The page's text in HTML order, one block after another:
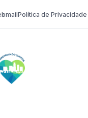
Política de Privacidade